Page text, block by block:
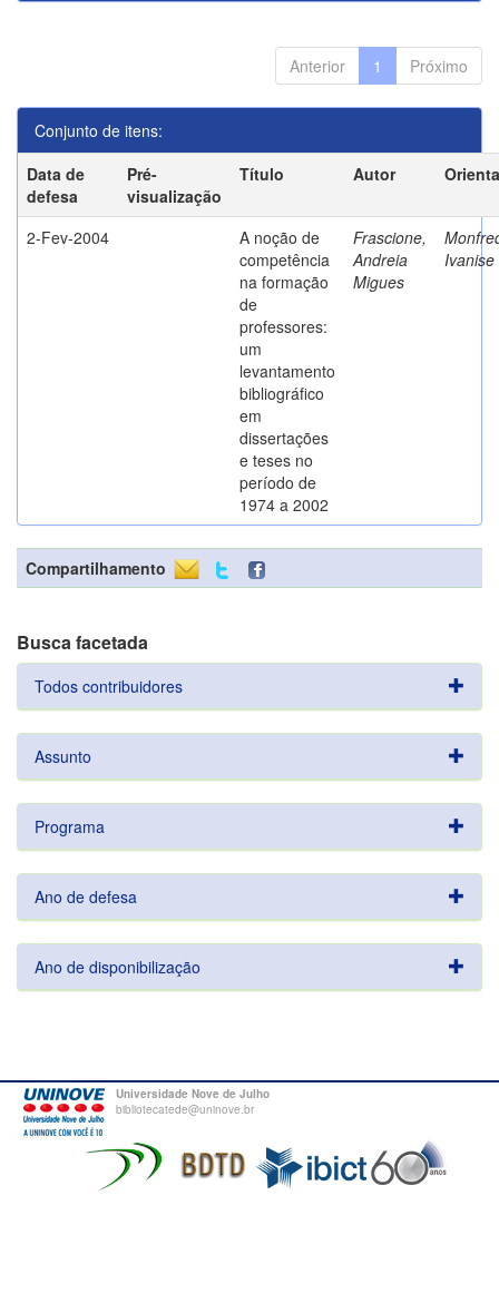
Anterior 1 Próximo
Conjunto de itens:
Data de
defesa
Pré-
visualização
Título Autor
2-Fev-2004
A noção de
competência
na formação
de
professores:
um
levantamento
bibliográfico
em
dissertações
e teses no
período de
1974 a 2002
Frascione,
Andreia
Migues
Ivanise
Compartilhamento
Busca facetada
Todos contribuidores
Assunto
Programa
Ano de defesa
Ano de disponibilização
Universidade Nove de Julho
bibliotecatede@uninove.br